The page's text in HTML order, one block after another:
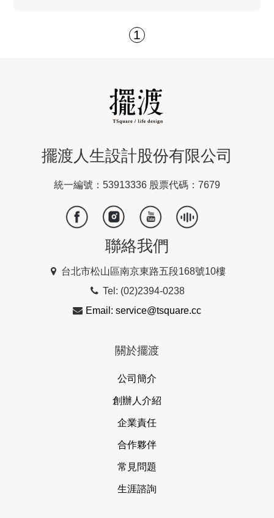
1
擺渡人生設計股份有限公司
統一編號：53913336 股票代碼：7679
聯絡我們
台北市松山區南京東路五段168號10樓
Tel: (02)2394-0238
Email: service@tsquare.cc
關於擺渡
公司簡介
創辦人介紹
企業責任
合作夥伴
常見問題
生涯諮詢